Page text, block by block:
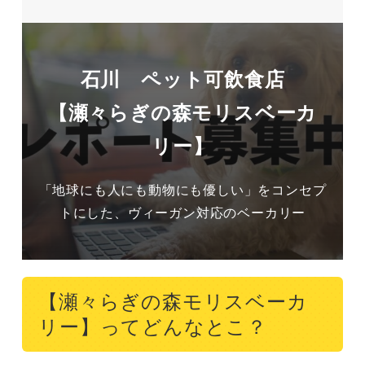
石川 ペット可飲食店
【瀬々らぎの森モリスベーカ
リー】
「地球にも人にも動物にも優しい」をコンセプ
トにした、ヴィーガン対応のベーカリー
【瀬々らぎの森モリスベーカ
リー】ってどんなとこ？